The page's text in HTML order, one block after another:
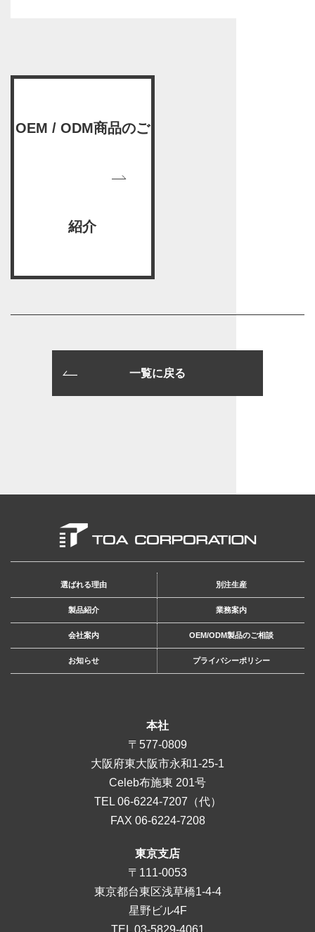
OEM / ODM商品のご
紹介
一覧に戻る
選ばれる理由 別注生産
製品紹介 業務案内
会社案内 OEM/ODM製品のご相談
お知らせ プライバシーポリシー
本社
〒577-0809
大阪府東大阪市永和1-25-1
Celeb布施東 201号
TEL 06-6224-7207 （代）
FAX 06-6224-7208
東京支店
〒111-0053
東京都台東区浅草橋1-4-4
星野ビル4F
TEL 03-5829-4061